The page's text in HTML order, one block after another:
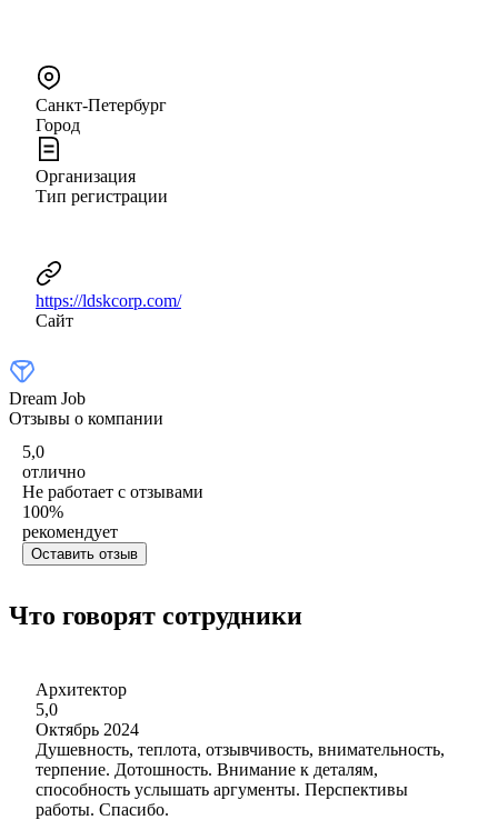
Санкт-Петербург
Город
Организация
Тип регистрации
https://ldskcorp.com/
Сайт
Dream Job
Отзывы о компании
5,0
отлично
Не работает с отзывами
100%
рекомендует
Оставить отзыв
Что говорят сотрудники
Архитектор
5,0
Октябрь 2024
Душевность, теплота, отзывчивость, внимательность,
терпение. Дотошность. Внимание к деталям,
способность услышать аргументы. Перспективы
работы. Спасибо.